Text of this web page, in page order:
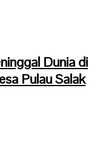
Dunia di
Pulau Salak